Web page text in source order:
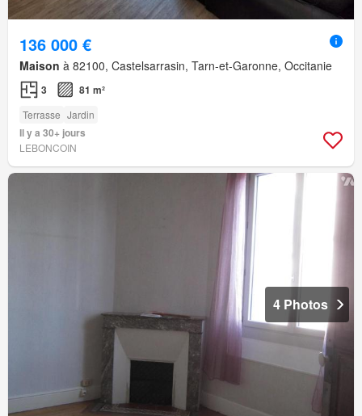
136 000 €
Maison à 82100, Castelsarrasin, Tarn-et-Garonne, Occitanie
3 81 m²
Terrasse Jardin
Il y a 30+ jours
LEBONCOIN
4 Photos